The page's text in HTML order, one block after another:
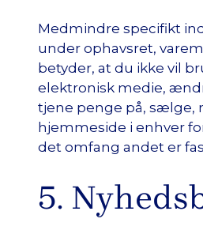
Medmindre specifikt
under ophavsret,
betyder, at du ikke vil
elektronisk medie,
tjene penge på, sælge,
hjemmeside i enhver
det omfang andet er
5.